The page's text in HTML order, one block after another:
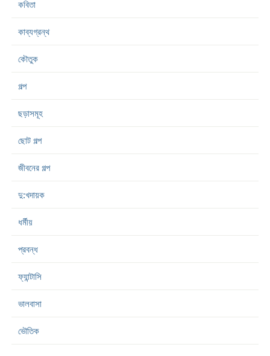
কবিতা
কাব্যগ্রন্থ
কৌতুক
গল্প
ছড়াসমূহ
ছোট গল্প
জীবনের গল্প
দু:খদায়ক
ধর্মীয়
প্রবন্ধ
ফ্যান্টাসি
ভালবাসা
ভৌতিক